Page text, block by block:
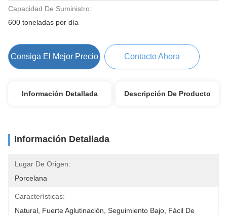
Capacidad De Suministro:
600 toneladas por día
Consiga El Mejor Precio Contacto Ahora
Información Detallada Descripción De Producto
Información Detallada
Lugar De Origen:
Porcelana
Características:
Natural, Fuerte Aglutinación, Seguimiento Bajo, Fácil De